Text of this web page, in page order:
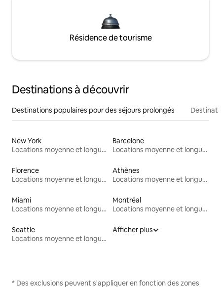
Résidence de tourisme
Destinations à découvrir
Destinations populaires pour des séjours prolongés
New York
Locations moyenne et longue durée
Barcelone
Locations moyenne et longue durée
Florence
Locations moyenne et longue durée
Athènes
Locations moyenne et longue durée
Miami
Locations moyenne et longue durée
Montréal
Locations moyenne et longue durée
Seattle
Locations moyenne et longue durée
Afficher plus
* Des exclusions peuvent s'appliquer en fonction des zones